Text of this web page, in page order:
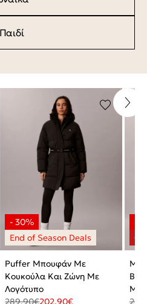
Παιδί
Puffer Μπουφάν Με
Κουκούλα Και Ζώνη Με
Λογότυπο
289,90€202,90€